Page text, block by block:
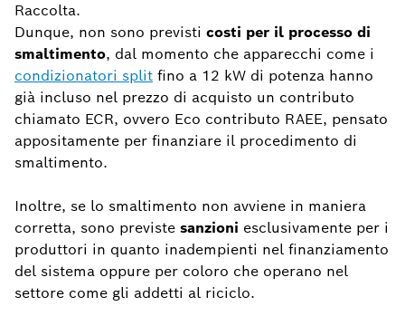
Raccolta.
Dunque, non sono previsti costi per il processo di
smaltimento, dal momento che apparecchi come i
condizionatori split fino a 12 kW di potenza hanno
già incluso nel prezzo di acquisto un contributo
chiamato ECR, ovvero Eco contributo RAEE, pensato
appositamente per finanziare il procedimento di
smaltimento.
Inoltre, se lo smaltimento non avviene in maniera
corretta, sono previste sanzioni esclusivamente per i
produttori in quanto inadempienti nel finanziamento
del sistema oppure per coloro che operano nel
settore come gli addetti al riciclo.